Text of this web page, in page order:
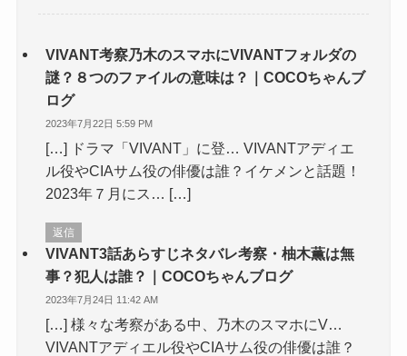
VIVANT考察乃木のスマホにVIVANTフォルダの
謎？８つのファイルの意味は？｜COCOちゃんブ
ログ
2023年7月22日 5:59 PM
[…] ドラマ「VIVANT」に登… VIVANTアディエ
ル役やCIAサム役の俳優は誰？イケメンと話題！
2023年７月にス… […]
返信
VIVANT3話あらすじネタバレ考察・柚木薫は無
事？犯人は誰？｜COCOちゃんブログ
2023年7月24日 11:42 AM
[…] 様々な考察がある中、乃木のスマホにV…
VIVANTアディエル役やCIAサム役の俳優は誰？